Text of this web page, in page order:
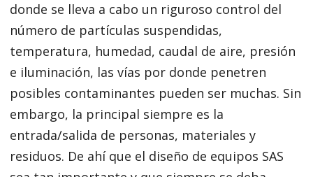
donde se lleva a cabo un riguroso control del
número de partículas suspendidas,
temperatura, humedad, caudal de aire, presión
e iluminación, las vías por donde penetren
posibles contaminantes pueden ser muchas. Sin
embargo, la principal siempre es la
entrada/salida de personas, materiales y
residuos. De ahí que el diseño de equipos SAS